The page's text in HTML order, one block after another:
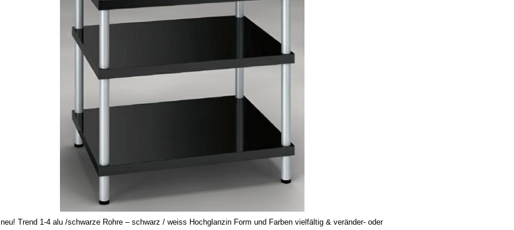
Trend 1-4 alu /schwarze Rohre – schwarz / weiss Hochglanzin Form und Farben vielfältig & veränder- oder